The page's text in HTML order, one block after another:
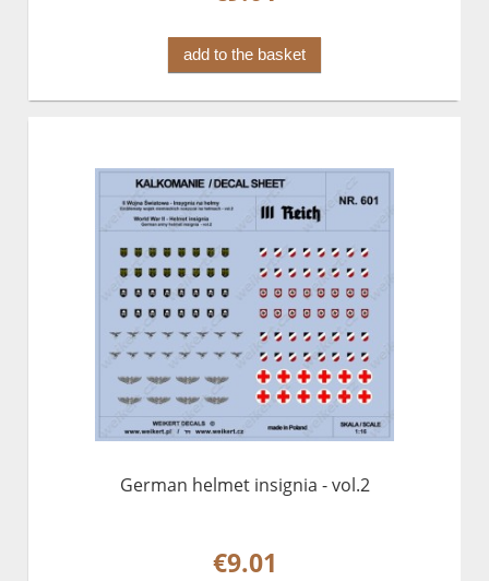
add to the basket
German helmet insignia - vol.2
€9.01